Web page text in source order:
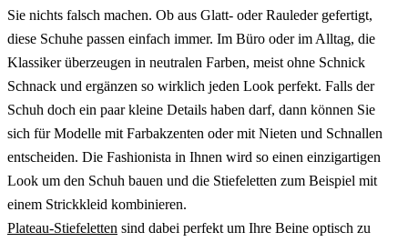
Sie nichts falsch machen. Ob aus Glatt- oder Rauleder gefertigt,
diese Schuhe passen einfach immer. Im Büro oder im Alltag, die
Klassiker überzeugen in neutralen Farben, meist ohne Schnick
Schnack und ergänzen so wirklich jeden Look perfekt. Falls der
Schuh doch ein paar kleine Details haben darf, dann können Sie
sich für Modelle mit Farbakzenten oder mit Nieten und Schnallen
entscheiden. Die Fashionista in Ihnen wird so einen einzigartigen
Look um den Schuh bauen und die Stiefeletten zum Beispiel mit
einem Strickkleid kombinieren.
Plateau-Stiefeletten sind dabei perfekt um Ihre Beine optisch zu